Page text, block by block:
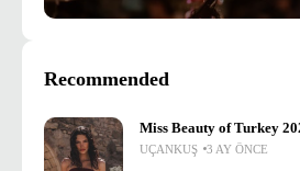
Recommended
UÇANKUŞ 3 AY ÖNCE